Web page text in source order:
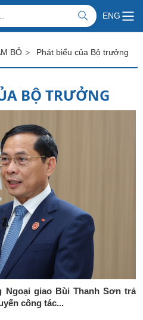
ENG
BỎ > Phát biểu của Bộ trưởng
BỘ TRƯỞNG
giao Bùi Thanh Sơn trả
công tác...